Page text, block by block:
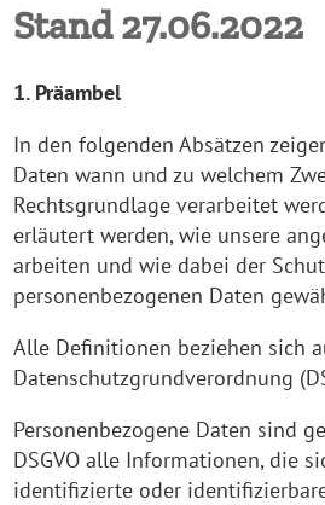
Stand 27.06.2022
1. Präambel
In den folgenden Absätzen
Daten wann und zu welchem
Rechtsgrundlage verarbeitet
erläutert werden, wie unsere
arbeiten und wie dabei der
personenbezogenen Daten
Alle Definitionen beziehen sich
Datenschutzgrundverordnung
Personenbezogene Daten sind
DSGVO alle Informationen, die
identifizierte oder